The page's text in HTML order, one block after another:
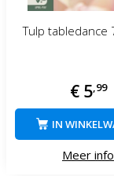
Tulp tabledance
€ 5 99
Meer info
IN